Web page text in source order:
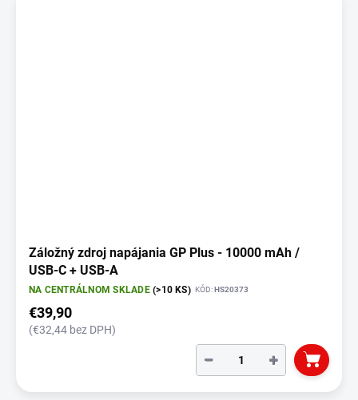
Záložný zdroj napájania GP Plus - 10000 mAh /
USB-C + USB-A
NA CENTRÁLNOM SKLADE(>10 KS) KÓD:HS20373
€39,90
(€32,44 bez DPH)
+
−